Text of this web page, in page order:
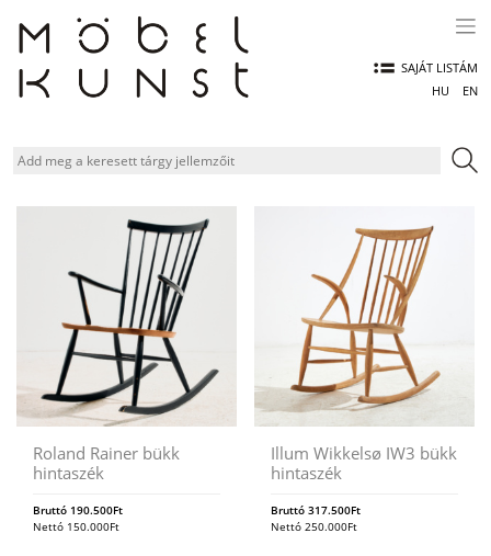
content
SAJÁT LISTÁM
HU
EN
Roland Rainer bükk
hintaszék
Bruttó 190.500Ft
Nettó 150.000Ft
Illum Wikkelsø IW3 bükk
hintaszék
Bruttó317.500Ft
Nettó250.000Ft